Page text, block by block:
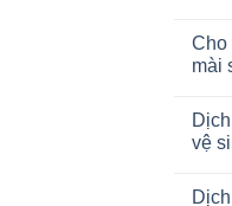
Cho
mài
vệ